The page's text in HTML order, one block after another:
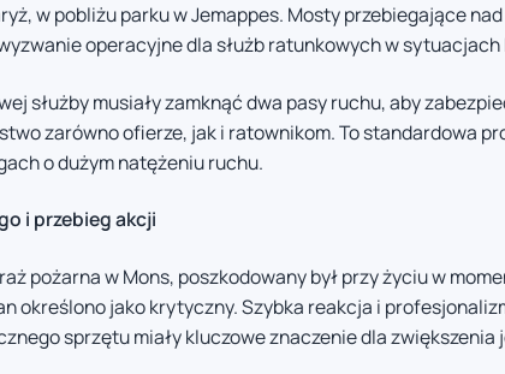
w pobliżu parku w Jemappes. Mosty przebiegające
operacyjne dla służb ratunkowych w
służby musiały zamknąć dwa pasy ruchu, aby
zarówno ofierze, jak i ratownikom. To standardowa
o dużym natężeniu ruchu.
i przebieg akcji
pożarna w Mons, poszkodowany był przy życiu w
określono jako krytyczny. Szybka reakcja i
sprzętu miały kluczowe znaczenie dla zwiększenia